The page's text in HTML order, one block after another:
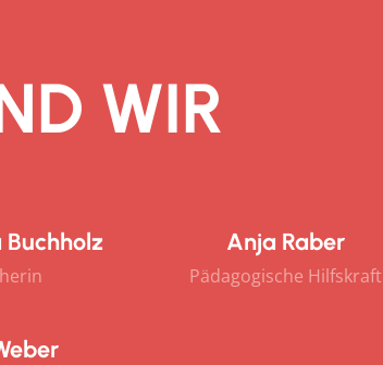
WIR
Anja Raber
Pädagogische Hilfskraft